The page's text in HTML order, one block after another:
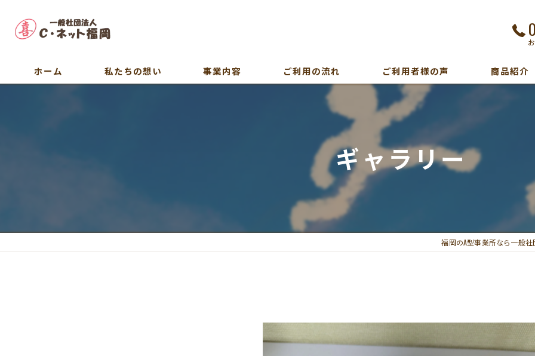
ホーム 私たちの想い 事業内容 ご利用の流れ ご利用者様の声 商品紹介
ギャラリー
福岡のA型事業所なら一般